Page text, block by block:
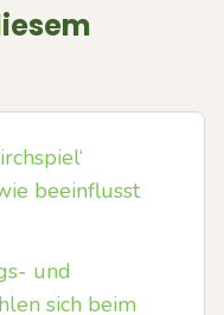
beeinflusst
und
sich beim